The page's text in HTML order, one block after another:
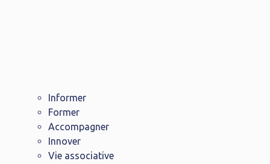
Informer
Former
Accompagner
Innover
Vie associative